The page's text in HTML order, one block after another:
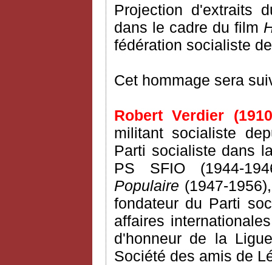
Projection d'extraits
dans le cadre du film
fédération socialiste
Cet hommage sera
Robert Verdier
militant socialiste
Parti socialiste dans
PS SFIO (1944-
Populaire (1947-
fondateur du Parti
affaires
d'honneur de la
Société des amis de